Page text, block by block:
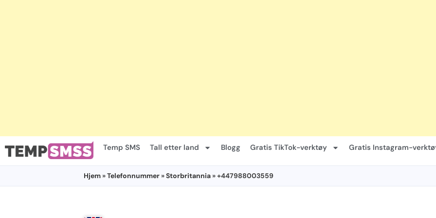
Temp SMS Tall etter land Blogg Gratis TikTok-verktøy Gratis Instagram-
Hjem »Telefonnummer »Storbritannia » +447988003559